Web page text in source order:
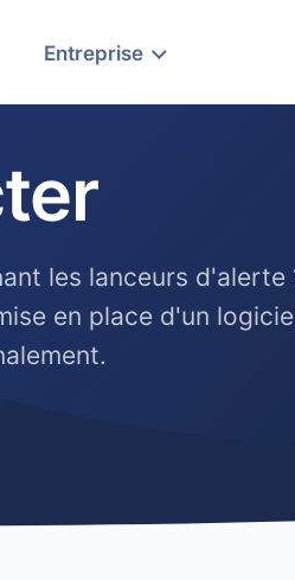
Entreprise
les lanceurs d'alerte
en place d'un